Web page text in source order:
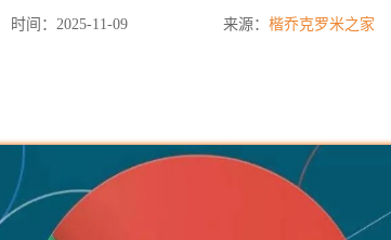
时间：2025-11-09 来源： 楷乔克罗米之家